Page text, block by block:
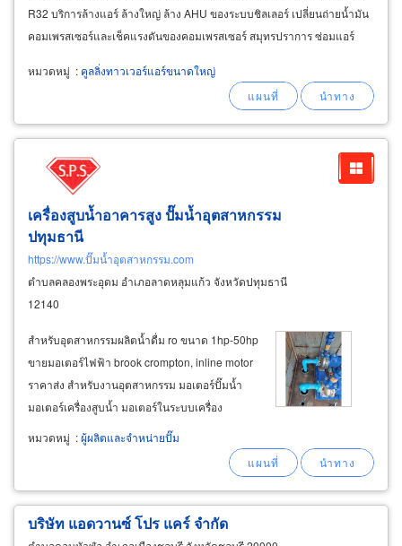
R32 บริการล้างแอร์ ล้างใหญ่ ล้าง AHU ของระบบชิลเลอร์ เปลี่ยนถ่ายน้ำมัน
คอมเพรสเซอร์และเช็คแรงดันของคอมเพรสเซอร์ สมุทรปราการ ซ่อมแอร์
หมวดหมู่ : คูลลิ่งทาวเวอร์แอร์ขนาดใหญ่
เครื่องสูบน้ำอาคารสูง ปั๊มน้ำอุตสาหกรรม
ปทุมธานี
https://www.ปั๊มน้ำอุตสาหกรรม.com
ตำบลคลองพระอุดม อำเภอลาดหลุมแก้ว จังหวัดปทุมธานี
12140
สำหรับอุตสาหกรรมผลิตน้ำดื่ม ro ขนาด 1hp-50hp
ขายมอเตอร์ไฟฟ้า brook crompton, inline motor
ราคาส่ง สำหรับงานอุตสาหกรรม มอเตอร์ปั๊มน้ำ
มอเตอร์เครื่องสูบน้ำ มอเตอร์ในระบบเครื่อง
ทำความเย็น-ชิลเลอร์-คูลลิ่งทาวเวอร์ มอเตอร์
พัดลมอุตสาหกรรมคุณภาพสูง iec standard ขาย
เครื่องเติมอากาศ unomach, wind maxx เครื่องอัด
อากาศair
หมวดหมู่ :ผู้ผลิตและจำหน่ายปั๊ม
บริษัท แอดวานซ์ โปร แคร์ จำกัด